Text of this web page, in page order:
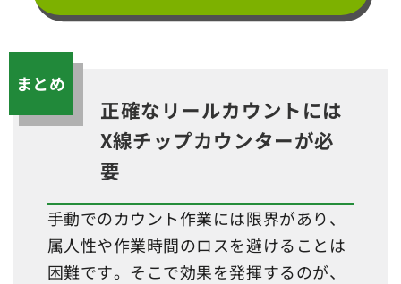
まとめ
正確なリールカウントには
X線チップカウンターが必
要
手動でのカウント作業には限界があり、
属人性や作業時間のロスを避けることは
困難です。そこで効果を発揮するのが、